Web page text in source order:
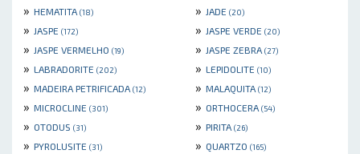
» HEMATITA (18) » JADE (20)
» JASPE (172) » JASPE VERDE (20)
» JASPE VERMELHO (19) » JASPE ZEBRA (27)
» LABRADORITE (202) » LEPIDOLITE (10)
» MADEIRA PETRIFICADA (12) » MALAQUITA (12)
» MICROCLINE (301) » ORTHOCERA (54)
» OTODUS (31) » PIRITA (26)
» PYROLUSITE (31) » QUARTZO (165)